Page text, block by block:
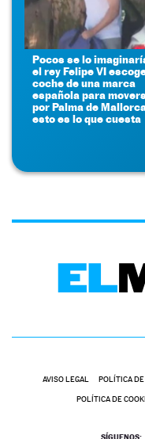
Pocos se lo
el rey Felipe VI
coche de una marca
española para
por Palma de
esto es lo que cuesta
AVISO LEGAL POLÍTICA
POLÍTICA DE
SÍGUENOS: